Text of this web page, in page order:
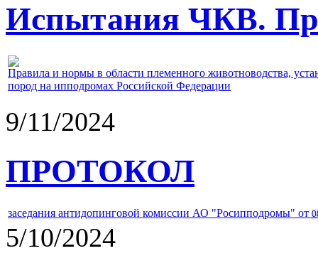
Испытания ЧКВ.
Правила и нормы в области племенного животноводства,
пород на ипподромах Российской Федерации
9/11/2024
ПРОТОКОЛ
заседания антидопинговой комиссии АО "Росипподромы" от
5/10/2024